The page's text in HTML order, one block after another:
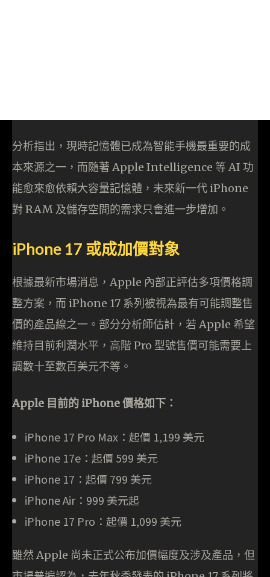
分析指出，現時記憶體已成為智能手機最重要的成
本來源之一，而隨著 Apple Intelligence 等 AI 功
能愈來愈依賴大容量記憶體，未來新一代 iPhone
對 RAM 及儲存空間的需求只會進一步增加。
iPhone 17 或成加價對象
根據最新市場消息，Apple 內部正評估多項價格調
整方案，而 iPhone 17 系列被視為最有可能調整售
價的產品線之一。部分分析師估計，若 Apple 希望
維持目前利潤水平，高階 Pro 型號售價可能需要上
調數十至數百美元不等。
Apple 目前的 iPhone 價格如下：
iPhone 17 Pro Max：起價 1,199 美元
iPhone 17e：起價 599 美元
iPhone 17：起價 799 美元
iPhone Air：999 美元起
iPhone 17 Pro：起價 1,099 美元
雖然 Apple 尚未正式公布加價幅度及涉及產品，但